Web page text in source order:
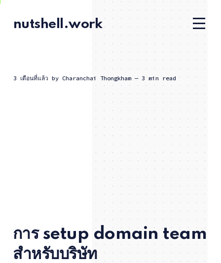
nutshell.work
3 เดือนที่แล้ว by Charanchai Thongkham — 3 min read
การ setup domain team
สำหรับบริษัท